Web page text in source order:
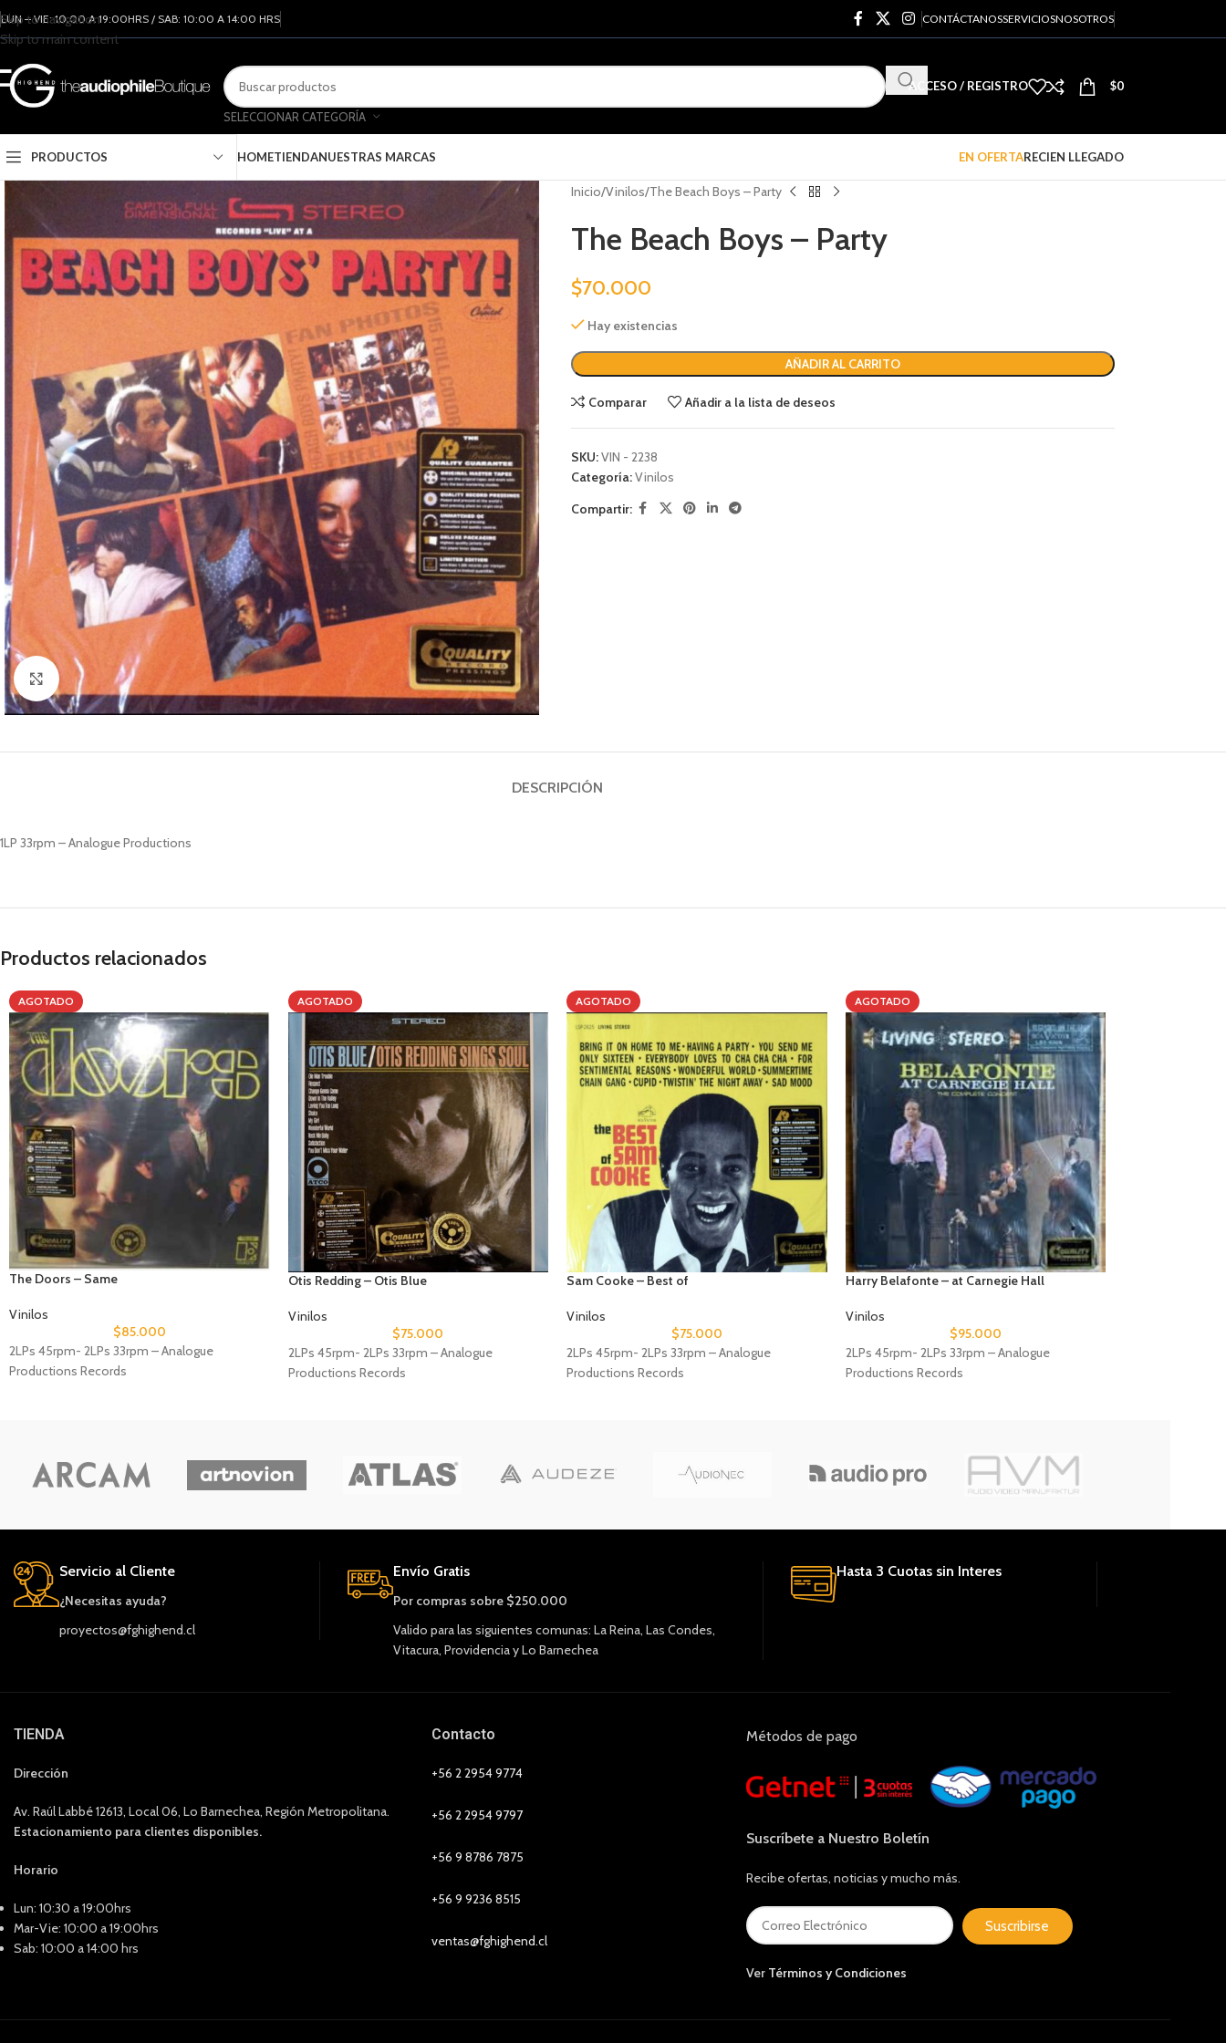
Skip to navigation
Skip to main content
LUN – VIE: 10:00 A 19:00HRS / SAB: 10:00 A 14:00 HRS CONTÁCTANOSSERVICIOSNOSOTROS
SELECCIONAR CATEGORÍA
ACCESO / REGISTRO $0
PRODUCTOS HOMETIENDANUESTRAS MARCAS EN OFERTARECIEN LLEGADO
Clic para ampliar
Inicio Vinilos The Beach Boys – Party
The Beach Boys – Party
$70.000
Hay existencias
AÑADIR AL CARRITO
Comparar Añadir a la lista de deseos
SKU:VIN - 2238
Categoría:Vinilos
Compartir:
DESCRIPCIÓN
1LP 33rpm – Analogue Productions
Productos relacionados
AGOTADO
The Doors – Same
Vinilos
$85.000
2LPs 45rpm- 2LPs 33rpm – Analogue
Productions Records
AGOTADO
Otis Redding – Otis Blue
Vinilos
$75.000
2LPs 45rpm- 2LPs 33rpm – Analogue
Productions Records
AGOTADO
Sam Cooke – Best of
Vinilos
$75.000
2LPs 45rpm- 2LPs 33rpm – Analogue
Productions Records
AGOTADO
Harry Belafonte – at Carnegie Hall
Vinilos
$95.000
2LPs 45rpm- 2LPs 33rpm – Analogue
Productions Records
Servicio al Cliente
¿Necesitas ayuda?
proyectos@fghighend.cl
Envío Gratis
Por compras sobre $250.000
Valido para las siguientes comunas: La Reina, Las Condes,
Vitacura, Providencia y Lo Barnechea
Hasta 3 Cuotas sin Interes
TIENDA
Dirección
Av. Raúl Labbé 12613, Local 06, Lo Barnechea, Región Metropolitana.
Estacionamiento para clientes disponibles.
Horario
Lun: 10:30 a 19:00hrs
Mar-Vie: 10:00 a 19:00hrs
Sab: 10:00 a 14:00 hrs
Contacto
+56 2 2954 9774
+56 2 2954 9797
+56 9 8786 7875
+56 9 9236 8515
ventas@fghighend.cl
Métodos de pago
Suscríbete a Nuestro Boletín
Recibe ofertas, noticias y mucho más.
Suscribirse
Ver Términos y Condiciones